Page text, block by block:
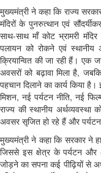
मुख्यमंत्री ने कहा कि राज्य
मंदिरों के पुनरुत्थान एवं
साथ-साथ माँ कोट भ्रामरी
पलायन को रोकने एवं स्थानीय
क्रियान्वित की जा रही हैं। एक
अवसरों को बढ़ावा मिला है,
पहचान दिलाने का कार्य किया
मिशन, नई पर्यटन नीति, नई
राज्य की स्थानीय
अवसर सृजित हो रहे हैं और पर्यटन
मुख्यमंत्री ने कहा कि सरकार ने
जिससे इस क्षेत्र के पर्यटन और
जोड़ने का सपना कई पीढ़ियों से